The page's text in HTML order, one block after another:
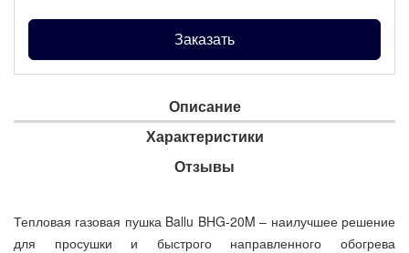
Заказать
Описание
Характеристики
Отзывы
Тепловая газовая пушка Ballu BHG-20M – наилучшее решение
для просушки и быстрого направленного обогрева